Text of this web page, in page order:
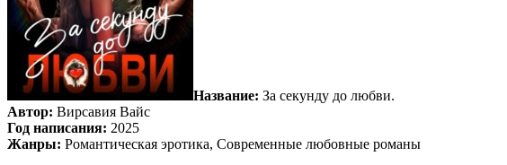
Название: За секунду до любви.
Автор: Вирсавия Вайс
Год написания: 2025
Жанры: Романтическая эротика, Современные любовные романы